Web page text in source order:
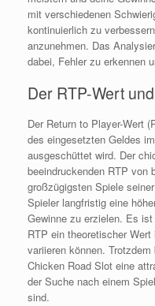
mit verschiedenen
kontinuierlich zu
anzunehmen. Das
dabei, Fehler zu erkennen
Der RTP-Wert
Der Return to Player-Wert
des eingesetzten Geldes
ausgeschüttet wird. Der
beeindruckenden RTP von
großzügigsten Spiele
Spieler langfristig eine
Gewinne zu erzielen. Es
RTP ein theoretischer
variieren können.
Chicken Road Slot eine
der Suche nach einem
sind.